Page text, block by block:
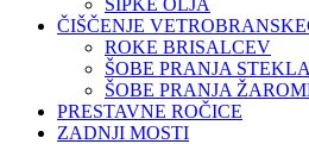
ČIŠČENJE
ROKE BRISALCEV
ŠOBE PRANJA STEKLA
ŠOBE PRANJA
PRESTAVNE ROČICE
ZADNJI MOSTI